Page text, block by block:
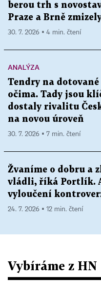
berou trh s
Praze a Brně
30. 7. 2026 ▪ 4 min. čtení
ANALÝZA
Tendry na
očima. Tady jsou
dostaly rivalitu
na novou úroveň
30. 7. 2026 ▪ 7 min. čtení
Žvaníme o dobru a
vládli, říká Portlík.
vyloučení
24. 7. 2026 ▪ 12 min. čtení
Vybíráme z HN